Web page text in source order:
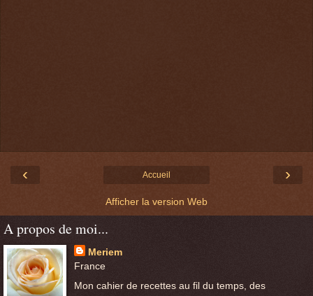
‹ ›
Accueil
Afficher la version Web
A propos de moi...
Meriem
France
Mon cahier de recettes au fil du temps, des